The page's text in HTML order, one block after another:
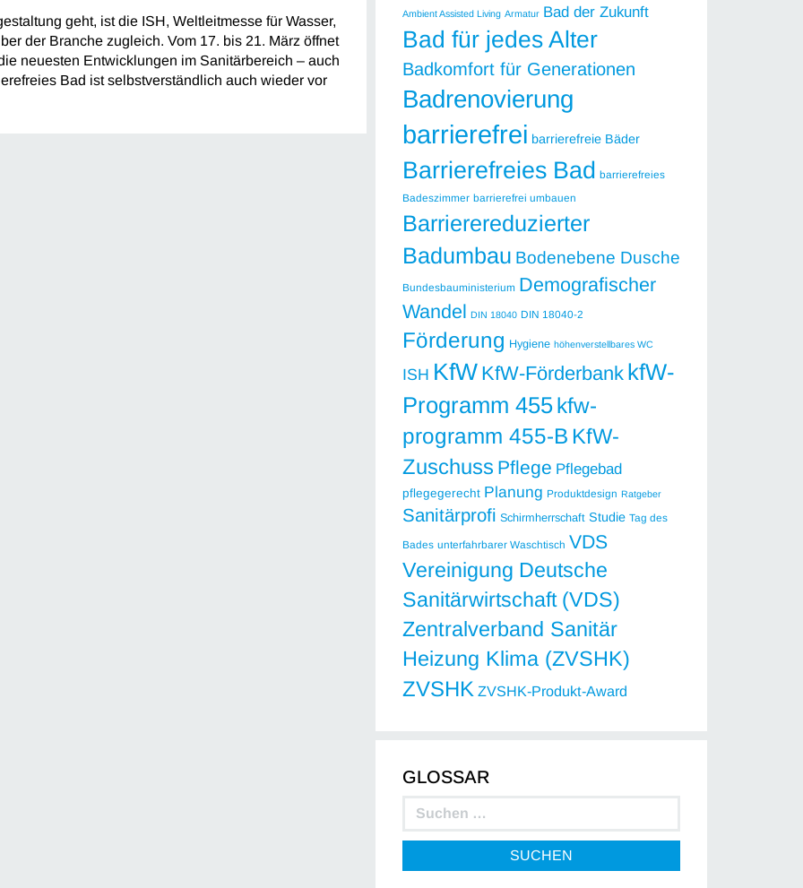
geht, ist die ISH, Weltleitmesse für Wasser,
der Branche zugleich. Vom 17. bis 21. März öffnet
neuesten Entwicklungen im Sanitärbereich – auch
Bad ist selbstverständlich auch wieder vor
Ambient Assisted Living Armatur Bad der Zukunft
Bad für jedes Alter
Badkomfort für Generationen
Badrenovierung
barrierefrei barrierefreie Bäder
Barrierefreies Bad barrierefreies
Badeszimmer barrierefrei umbauen
Barrierereduzierter
Badumbau Bodenebene Dusche
Bundesbauministerium Demografischer
Wandel DIN 18040 DIN 18040-2
Förderung Hygiene höhenverstellbares WC
ISH KfW KfW-Förderbank kfW-
Programm 455kfw-
programm 455-B KfW-
Zuschuss Pflege Pflegebad
pflegegerecht Planung Produktdesign Ratgeber
Sanitärprofi Schirmherrschaft Studie Tag des
Bades unterfahrbarer Waschtisch VDS
Vereinigung Deutsche
Sanitärwirtschaft (VDS)
Zentralverband Sanitär
Heizung Klima (ZVSHK)
ZVSHK ZVSHK-Produkt-Award
GLOSSAR
SUCHEN